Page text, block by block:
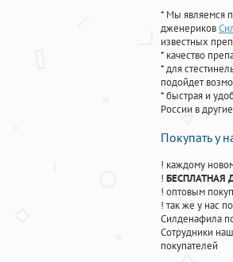
* Мы являемся
дженериков
известных
* качество
* для
подойдет
* быстрая и
России в
Покупать у
! каждому
! БЕСПЛАТНАЯ
! оптовым
! так же у нас
Силденафила
Cотрудники
покупателей